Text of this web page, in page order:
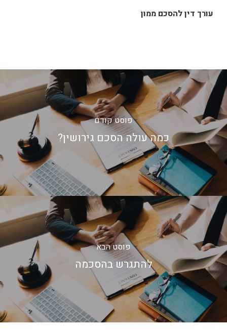
עורך דין להסכם ממון
פוסט קודם
כמה עולה הסכם גירושין?
פוסט הבא
להתגרש בהסכמה